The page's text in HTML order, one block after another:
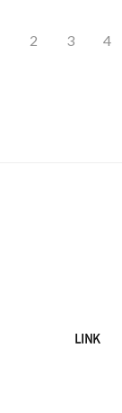
2 3 4
LINK